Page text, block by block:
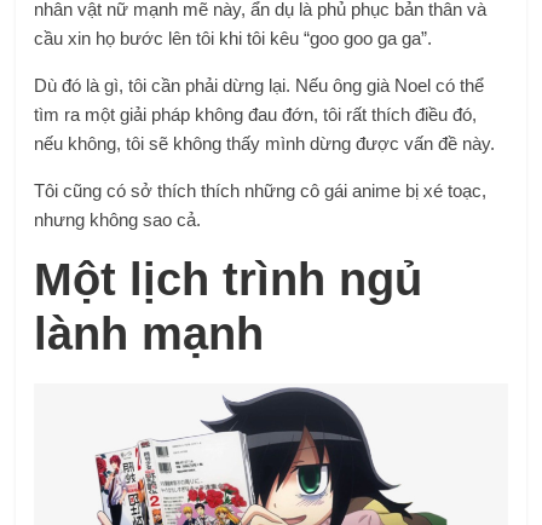
nhân vật nữ mạnh mẽ này, ẩn dụ là phủ phục bản thân và
cầu xin họ bước lên tôi khi tôi kêu “goo goo ga ga”.
Dù đó là gì, tôi cần phải dừng lại. Nếu ông già Noel có thể
tìm ra một giải pháp không đau đớn, tôi rất thích điều đó,
nếu không, tôi sẽ không thấy mình dừng được vấn đề này.
Tôi cũng có sở thích thích những cô gái anime bị xé toạc,
nhưng không sao cả.
Một lịch trình ngủ
lành mạnh